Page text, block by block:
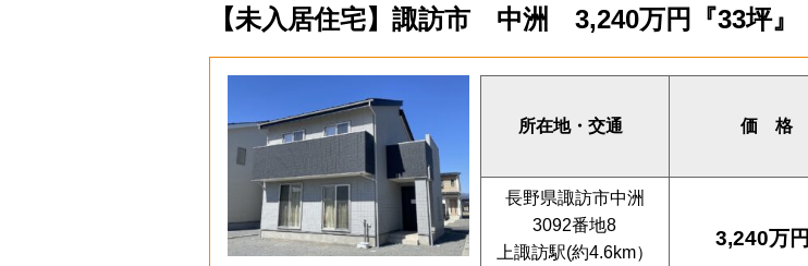
【未入居住宅】諏訪市 中洲 3,240万円『33坪』
所在地・交通 価 格
長野県諏訪市中洲
3092番地8
上諏訪駅(約4.6km）
3,240万円